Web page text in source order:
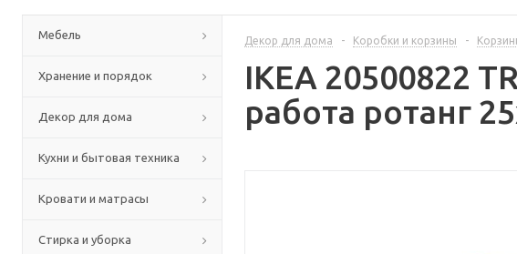
Мебель
Хранение и порядок
Декор для дома
Кухни и бытовая техника
Кровати и матрасы
Стирка и уборка
Декор для дома - Коробки и корзины -
IKEA 20500822
работа ротанг